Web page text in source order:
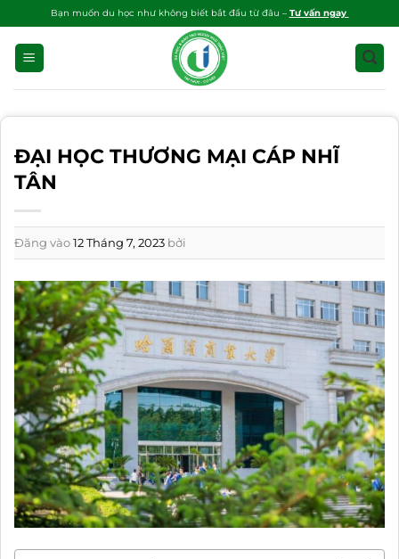
qua
dung
Bạn muốn du học như không biết bắt đầu từ đâu – Tư vấn ngay
ĐẠI HỌC THƯƠNG MẠI CÁP NHĨ
TÂN
Đăng vào12 Tháng 7, 2023 bởi